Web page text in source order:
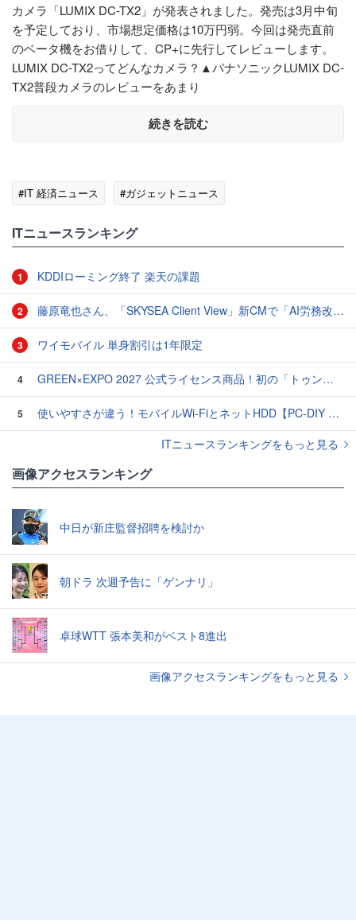
カメラ「LUMIX DC-TX2」が発表されました。発売は3月中旬
を予定しており、市場想定価格は10万円弱。今回は発売直前
のベータ機をお借りして、CP+に先行してレビューします。
LUMIX DC-TX2ってどんなカメラ？▲パナソニックLUMIX DC-
TX2普段カメラのレビューをあまり
続きを読む
#IT 経済ニュース #ガジェットニュース
ITニュースランキング
1 KDDIローミング終了 楽天の課題
2 藤原竜也さん、「SKYSEA Client View」新CMで「AI労務改善」をアピール 働き方をAIが分析したら「すぐに休んで」と言われる？
3 ワイモバイル 単身割引は1年限定
4 GREEN×EXPO 2027 公式ライセンス商品！初の「トゥンクトゥンク」公式LINEスタンプ、販売開始
5
使いやすさが違う！モバイルWi-FiとネットHDD【PC-DIY 秋の陣】
ITニュースランキングをもっと見る
画像アクセスランキング
中日が新庄監督招聘を検討か
朝ドラ 次週予告に「ゲンナリ」
卓球WTT 張本美和がベスト8進出
画像アクセスランキングをもっと見る